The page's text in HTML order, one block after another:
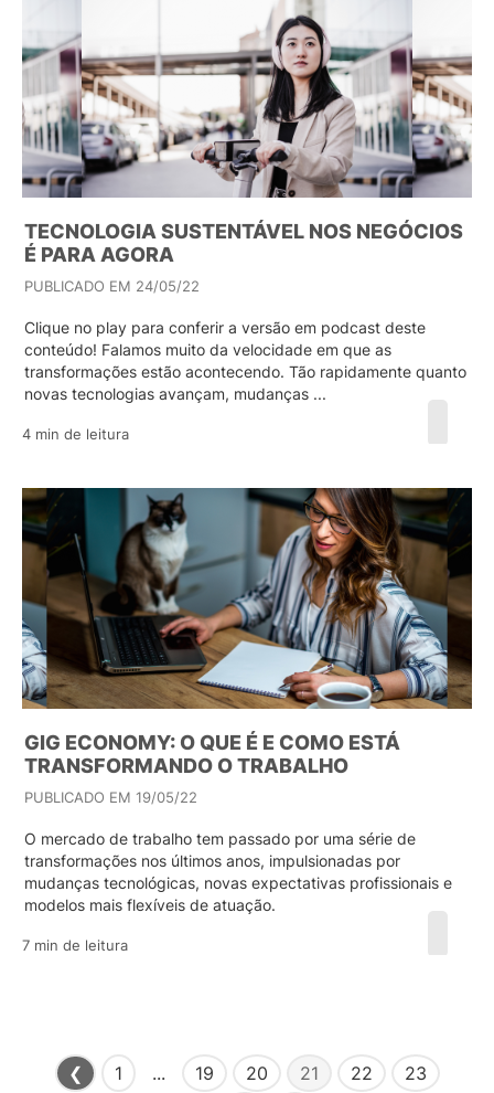
TECNOLOGIA SUSTENTÁVEL NOS NEGÓCIOS
É PARA AGORA
PUBLICADO EM 24/05/22
Clique no play para conferir a versão em podcast deste
conteúdo! Falamos muito da velocidade em que as
transformações estão acontecendo. Tão rapidamente quanto
novas tecnologias avançam, mudanças ...
4 min de leitura
GIG ECONOMY: O QUE É E COMO ESTÁ
TRANSFORMANDO O TRABALHO
PUBLICADO EM 19/05/22
O mercado de trabalho tem passado por uma série de
transformações nos últimos anos, impulsionadas por
mudanças tecnológicas, novas expectativas profissionais e
modelos mais flexíveis de atuação.
7 min de leitura
❮ 1 ... 19 20 21 22
23